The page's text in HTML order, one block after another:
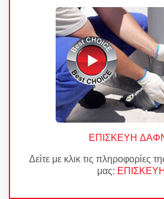
ΕΠΙΣΚΕΥΗ
Δείτε με κλικ τις πληροφορίες
μας: